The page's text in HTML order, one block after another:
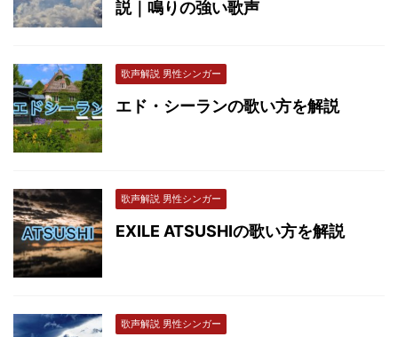
説｜鳴りの強い歌声
歌声解説 男性シンガー
エド・シーランの歌い方を解説
歌声解説 男性シンガー
EXILE ATSUSHIの歌い方を解説
歌声解説 男性シンガー